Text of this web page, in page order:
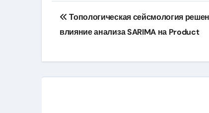
Навигация
по
Топологическая сейсмология
влияние анализа SARIMA на Product